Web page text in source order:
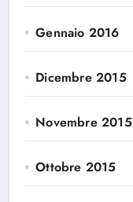
Gennaio 2016
Dicembre 2015
Novembre 2015
Ottobre 2015